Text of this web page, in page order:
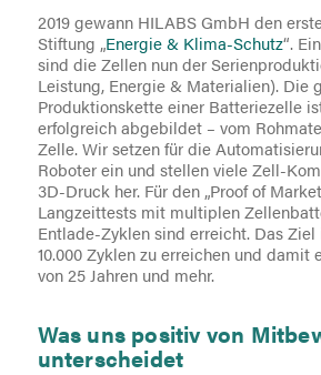
2019 gewann HILABS GmbH den
Stiftung „Energie & Klima-Schutz“.
sind die Zellen nun der
Leistung, Energie & Materialien). Die
Produktionskette einer Batteriezelle
erfolgreich abgebildet – vom
Zelle. Wir setzen für die
Roboter ein und stellen viele Zell-
3D-Druck her. Für den „Proof of
Langzeittests mit multiplen
Entlade-Zyklen sind erreicht. Das Ziel
10.000 Zyklen zu erreichen und damit
von 25 Jahren und mehr.
Was uns positiv von
unterscheidet